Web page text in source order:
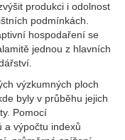
produkci i odolnost
podmínkách.
hospodaření se
jednou z hlavních
výzkumných ploch
byly v průběhu jejich
Pomocí
a výpočtu indexů